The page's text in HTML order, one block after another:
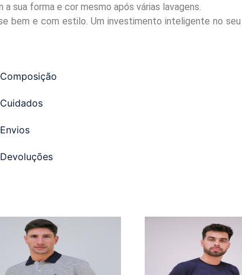
sua forma e cor mesmo após várias lavagens.
bem e com estilo. Um investimento inteligente no seu
Composição
Cuidados
Envios
Devoluções